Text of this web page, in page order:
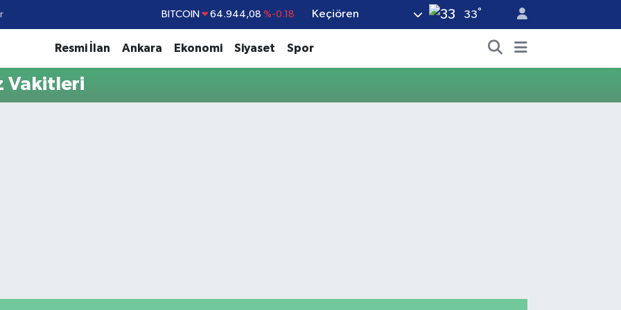
BITCOIN 64.944,08 %-0.18 Keçiören 33°
Resmi İlan Ankara Ekonomi Siyaset Spor
Vakitleri